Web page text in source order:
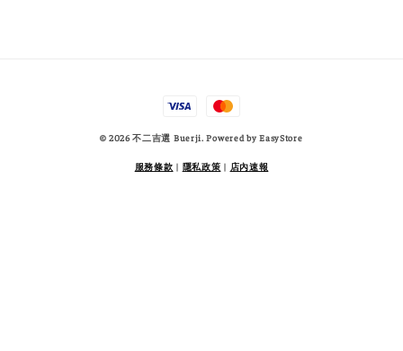
© 2026 不二吉選 Buerji. Powered byEasyStore
服務條款 | 隱私政策 | 店內速報